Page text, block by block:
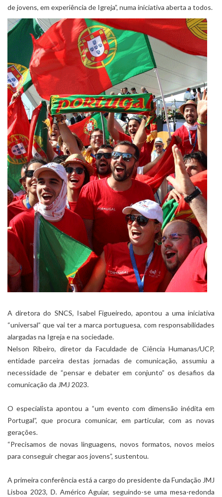
de jovens, em experiência de Igreja”, numa iniciativa aberta a todos.
A diretora do SNCS, Isabel Figueiredo, apontou a uma iniciativa
“universal” que vai ter a marca portuguesa, com responsabilidades
alargadas na Igreja e na sociedade.
Nelson Ribeiro, diretor da Faculdade de Ciência Humanas/UCP,
entidade parceira destas jornadas de comunicação, assumiu a
necessidade de “pensar e debater em conjunto” os desafios da
comunicação da JMJ 2023.
O especialista apontou a “um evento com dimensão inédita em
Portugal”, que procura comunicar, em particular, com as novas
gerações.
“Precisamos de novas linguagens, novos formatos, novos meios
para conseguir chegar aos jovens”, sustentou.
A primeira conferência está a cargo do presidente da Fundação JMJ
Lisboa 2023, D. Américo Aguiar, seguindo-se uma mesa-redonda